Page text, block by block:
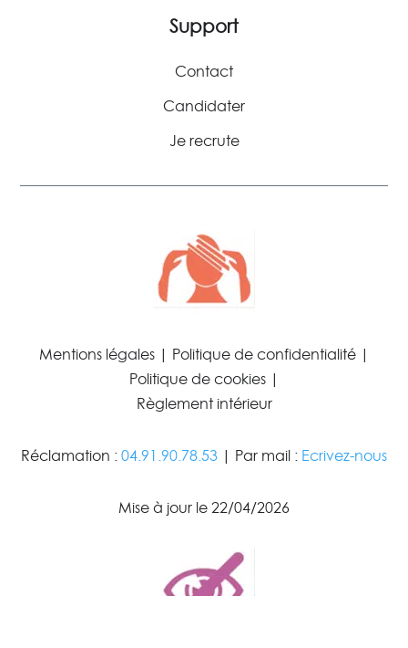
Support
Contact
Candidater
Je recrute
Mentions légales| Politique de confidentialité|
Politique de cookies|
Règlement intérieur
Réclamation :04.91.90.78.53 | Par mail : Ecrivez-nous
Mise à jour le 22/04/2026